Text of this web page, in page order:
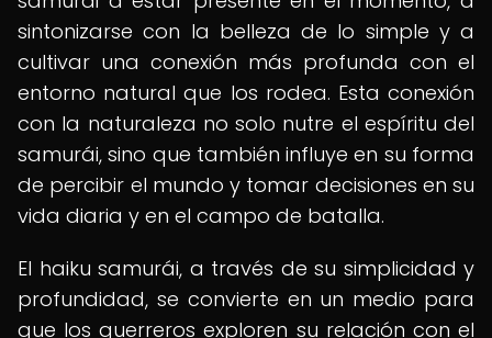
sintonizarse con la belleza de lo simple y a
cultivar una conexión más profunda con el
entorno natural que los rodea. Esta conexión
con la naturaleza no solo nutre el espíritu del
samurái, sino que también influye en su forma
de percibir el mundo y tomar decisiones en su
vida diaria y en el campo de batalla.
El haiku samurái, a través de su simplicidad y
profundidad, se convierte en un medio para
que los guerreros exploren su relación con el